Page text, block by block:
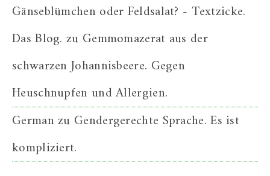
Gänseblümchen oder Feldsalat? - Textzicke.
Das Blog. zu Gemmomazerat aus der
schwarzen Johannisbeere. Gegen
Heuschnupfen und Allergien.
Germanzu Gendergerechte Sprache. Es ist
kompliziert.